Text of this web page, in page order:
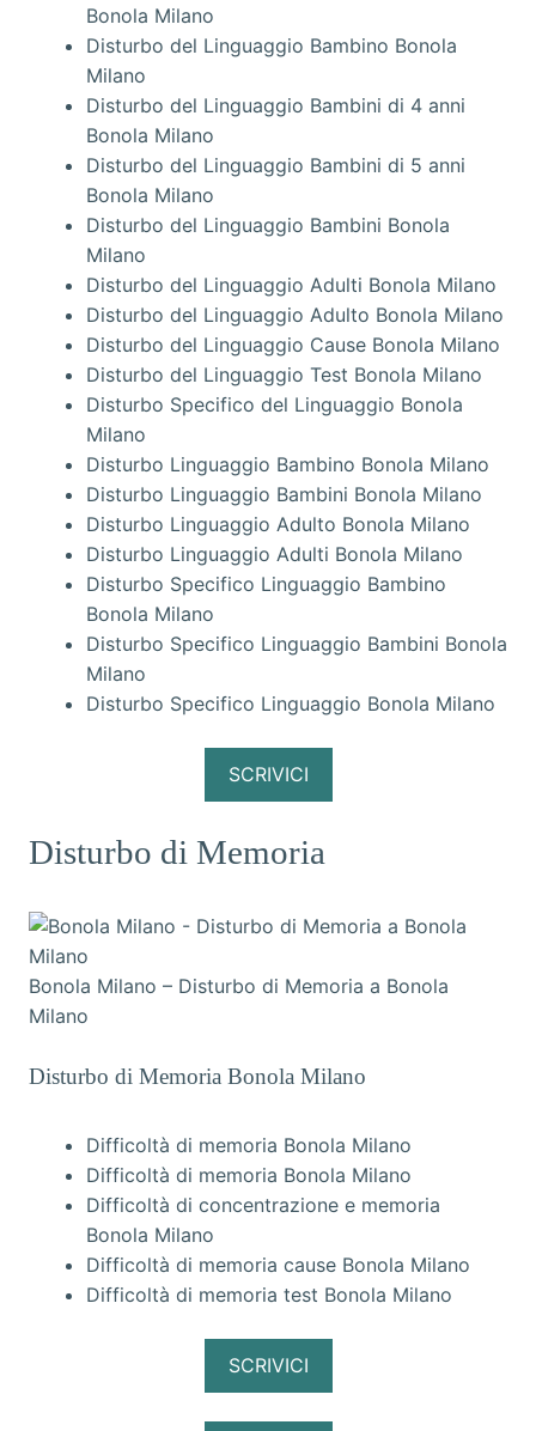
Bonola Milano
Disturbo del Linguaggio Bambino Bonola
Milano
Disturbo del Linguaggio Bambini di 4 anni
Bonola Milano
Disturbo del Linguaggio Bambini di 5 anni
Bonola Milano
Disturbo del Linguaggio Bambini Bonola
Milano
Disturbo del Linguaggio Adulti Bonola Milano
Disturbo del Linguaggio Adulto Bonola Milano
Disturbo del Linguaggio Cause Bonola Milano
Disturbo del Linguaggio Test Bonola Milano
Disturbo Specifico del Linguaggio Bonola
Milano
Disturbo Linguaggio Bambino Bonola Milano
Disturbo Linguaggio Bambini Bonola Milano
Disturbo Linguaggio Adulto Bonola Milano
Disturbo Linguaggio Adulti Bonola Milano
Disturbo Specifico Linguaggio Bambino
Bonola Milano
Disturbo Specifico Linguaggio Bambini Bonola
Milano
Disturbo Specifico Linguaggio Bonola Milano
SCRIVICI
Disturbo di Memoria
Bonola Milano – Disturbo di Memoria a Bonola
Milano
Disturbo di Memoria Bonola Milano
Difficoltà di memoria Bonola Milano
Difficoltà di memoria Bonola Milano
Difficoltà di concentrazione e memoria
Bonola Milano
Difficoltà di memoria cause Bonola Milano
Difficoltà di memoria test Bonola Milano
SCRIVICI